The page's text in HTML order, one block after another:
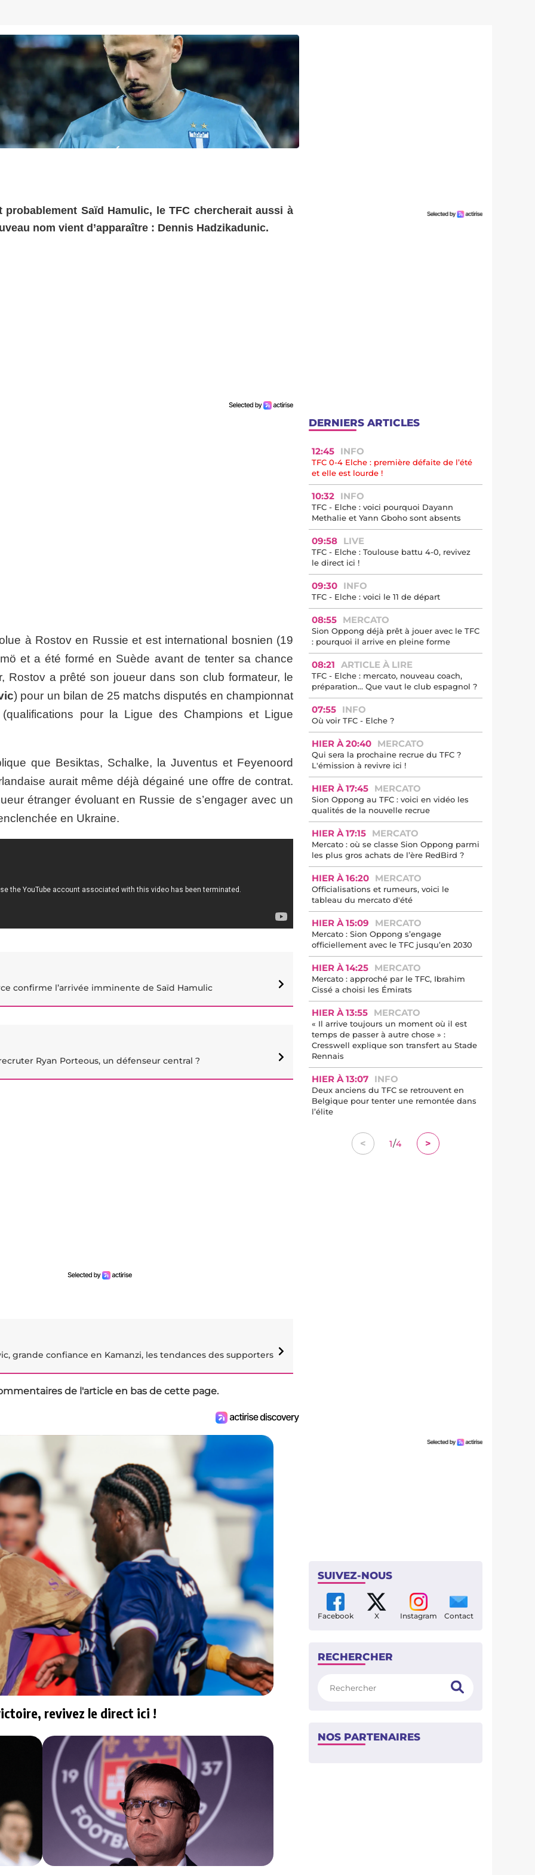
Saïd Hamulic, le TFC chercherait aussi à
nom vient d’apparaître : Dennis Hadzikadunic.
à Rostov en Russie et est international bosnien (19
et a été formé en Suède avant de tenter sa chance
Rostov a prêté son joueur dans son club formateur, le
) pour un bilan de 25 matchs disputés en championnat
pour la Ligue des Champions et Ligue
que Besiktas, Schalke, la Juventus et Feyenoord
aurait même déjà dégainé une offre de contrat.
étranger évoluant en Russie de s’engager avec un
en Ukraine.
confirme l’arrivée imminente de Saïd Hamulic
Ryan Porteous, un défenseur central ?
grande confiance en Kamanzi, les tendances des supporters
de l'article en bas de cette page.
revivez le direct ici !
DERNIERS ARTICLES
12:45 INFO
TFC 0-4 Elche : première défaite de l’été
et elle est lourde !
10:32 INFO
TFC - Elche : voici pourquoi Dayann
Methalie et Yann Gboho sont absents
09:58 LIVE
TFC - Elche : Toulouse battu 4-0, revivez
le direct ici !
09:30 INFO
TFC - Elche : voici le 11 de départ
08:55 MERCATO
Sion Oppong déjà prêt à jouer avec le TFC
: pourquoi il arrive en pleine forme
08:21 ARTICLE À LIRE
TFC - Elche : mercato, nouveau coach,
préparation… Que vaut le club espagnol ?
07:55 INFO
Où voir TFC - Elche ?
HIER À 20:40 MERCATO
Qui sera la prochaine recrue du TFC ?
L'émission à revivre ici !
HIER À 17:45 MERCATO
Sion Oppong au TFC : voici en vidéo les
qualités de la nouvelle recrue
HIER À 17:15 MERCATO
Mercato : où se classe Sion Oppong parmi
les plus gros achats de l’ère RedBird ?
HIER À 16:20 MERCATO
Officialisations et rumeurs, voici le
tableau du mercato d'été
HIER À 15:09 MERCATO
Mercato : Sion Oppong s’engage
officiellement avec le TFC jusqu’en 2030
HIER À 14:25 MERCATO
Mercato : approché par le TFC, Ibrahim
Cissé a choisi les Émirats
HIER À 13:55 MERCATO
« Il arrive toujours un moment où il est
temps de passer à autre chose » :
Cresswell explique son transfert au Stade
Rennais
HIER À 13:07 INFO
Deux anciens du TFC se retrouvent en
Belgique pour tenter une remontée dans
l’élite
< 1/4 >
SUIVEZ-NOUS
Facebook X Instagram Contact
RECHERCHER
NOS PARTENAIRES